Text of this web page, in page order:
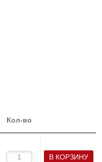
Кол-во
В КОРЗИНУ